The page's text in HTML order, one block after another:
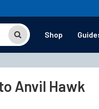
Shop
Anvil Hawk